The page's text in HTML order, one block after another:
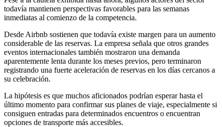
todavía mantienen perspectivas favorables para las semanas
inmediatas al comienzo de la competencia.
Desde Airbnb sostienen que todavía existe margen para un aumento
considerable de las reservas. La empresa señala que otros grandes
eventos internacionales también mostraron una demanda
aparentemente lenta durante los meses previos, pero terminaron
registrando una fuerte aceleración de reservas en los días cercanos a
su celebración.
La hipótesis es que muchos aficionados podrían esperar hasta el
último momento para confirmar sus planes de viaje, especialmente si
consiguen entradas para determinados encuentros o encuentran
opciones de transporte más accesibles.